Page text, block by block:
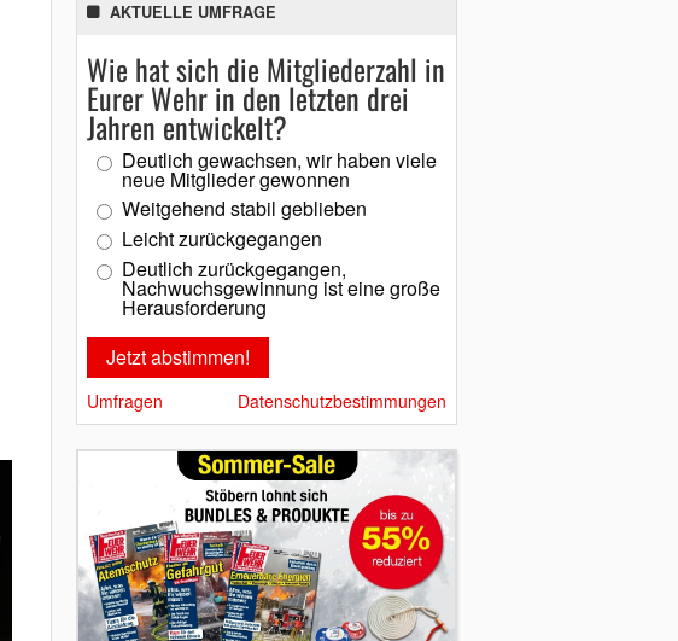
AKTUELLE UMFRAGE
Wie hat sich die Mitgliederzahl in
Eurer Wehr in den letzten drei
Jahren entwickelt?
Deutlich gewachsen, wir haben viele
neue Mitglieder gewonnen
Weitgehend stabil geblieben
Leicht zurückgegangen
Deutlich zurückgegangen,
Nachwuchsgewinnung ist eine große
Herausforderung
Umfragen Datenschutzbestimmungen